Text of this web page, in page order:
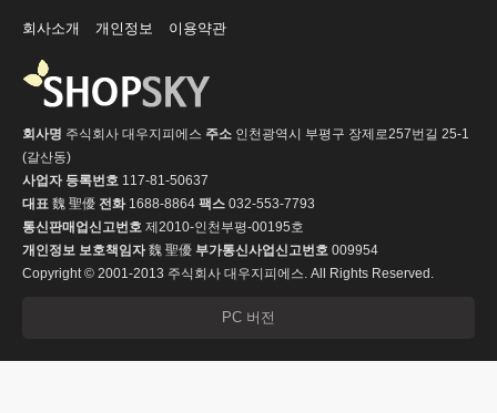
회사소개 개인정보 이용약관
회사명 주식회사 대우지피에스 주소 인천광역시 부평구 장제로257번길 25-1
(갈산동)
사업자 등록번호 117-81-50637
대표 魏 聖優 전화1688-8864 팩스 032-553-7793
통신판매업신고번호 제2010-인천부평-00195호
개인정보 보호책임자魏 聖優 부가통신사업신고번호 009954
Copyright © 2001-2013 주식회사 대우지피에스. All Rights Reserved.
PC 버전